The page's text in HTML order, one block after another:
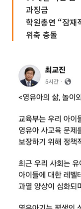
과징금
학원총연 “잠재
위축 충돌